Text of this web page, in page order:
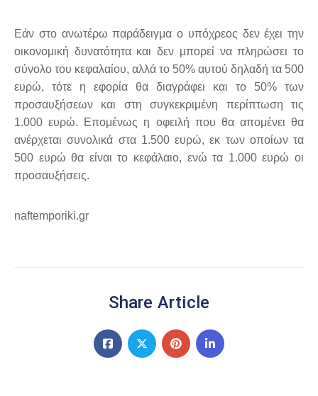
Εάν στο ανωτέρω παράδειγμα ο υπόχρεος δεν έχει την
οικονομική δυνατότητα και δεν μπορεί να πληρώσει το
σύνολο του κεφαλαίου, αλλά το 50% αυτού δηλαδή τα 500
ευρώ, τότε η εφορία θα διαγράφει και το 50% των
προσαυξήσεων και στη συγκεκριμένη περίπτωση τις
1.000 ευρώ. Επομένως η οφειλή που θα απομένει θα
ανέρχεται συνολικά στα 1.500 ευρώ, εκ των οποίων τα
500 ευρώ θα είναι το κεφάλαιο, ενώ τα 1.000 ευρώ οι
προσαυξήσεις.
naftemporiki.gr
Share Article